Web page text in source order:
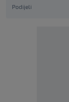
Podijeli